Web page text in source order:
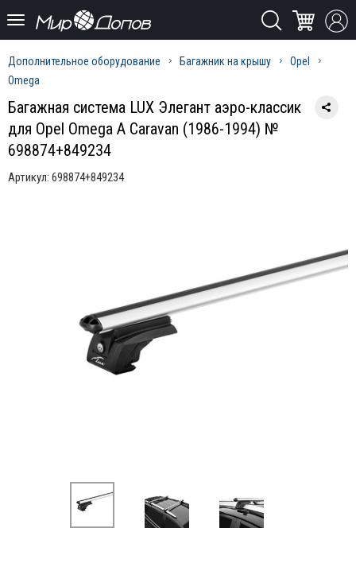
Дополнительное оборудование Багажник на крышу
Opel
Omega
Багажная система LUX Элегант аэро-классик
для Opel Omega A Caravan (1986-1994) №
698874+849234
Артикул: 698874+849234